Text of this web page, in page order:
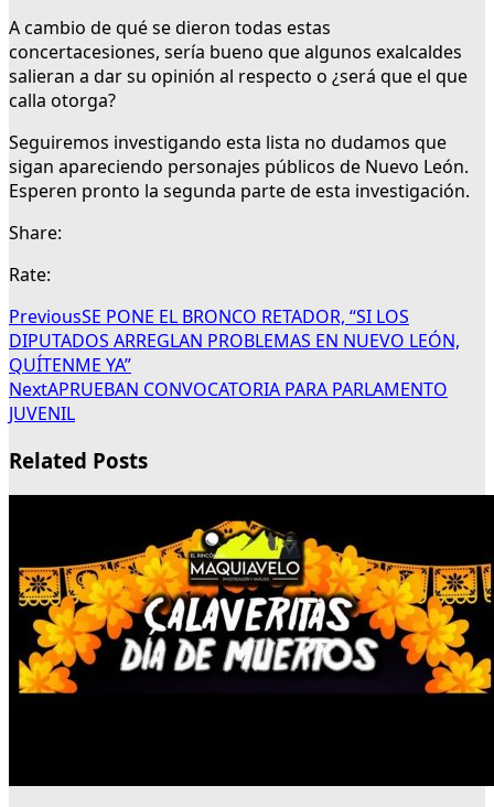
A cambio de qué se dieron todas estas
concertacesiones, sería bueno que algunos exalcaldes
salieran a dar su opinión al respecto o ¿será que el que
calla otorga?
Seguiremos investigando esta lista no dudamos que
sigan apareciendo personajes públicos de Nuevo León.
Esperen pronto la segunda parte de esta investigación.
Share:
Rate:
PreviousSE PONE EL BRONCO RETADOR, “SI LOS
DIPUTADOS ARREGLAN PROBLEMAS EN NUEVO LEÓN,
QUÍTENME YA”
NextAPRUEBAN CONVOCATORIA PARA PARLAMENTO
JUVENIL
Related Posts